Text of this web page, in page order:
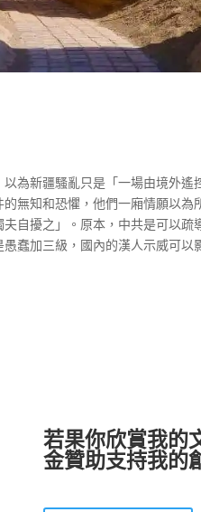
為新疆騷亂只是「一場由境外
無知和恐懼，他們一廂情願以
自擾之」。原本，中共是可以
蠢加三級，國內的漢人示威可
若果你欣賞我的
金贊助支持我的